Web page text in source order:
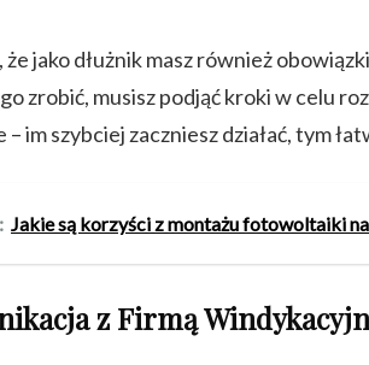
że jako dłużnik masz również
zrobić, musisz podjąć kroki w celu
– im szybciej zaczniesz działać, tym
Jakie są korzyści z montażu fotowoltaiki
z Firmą